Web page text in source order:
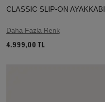
CLASSIC SLIP-ON AYAKKABI
Daha Fazla Renk
4.999,00 TL